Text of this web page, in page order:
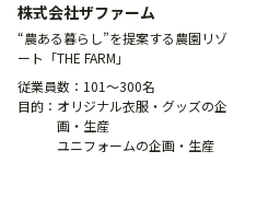
株式会社ザファーム
“農ある暮らし”を提案する農園リゾ
ート「THE FARM」
従業員数： 101〜300名
目的： オリジナル衣服・グッズの企
画・生産
ユニフォームの企画・生産